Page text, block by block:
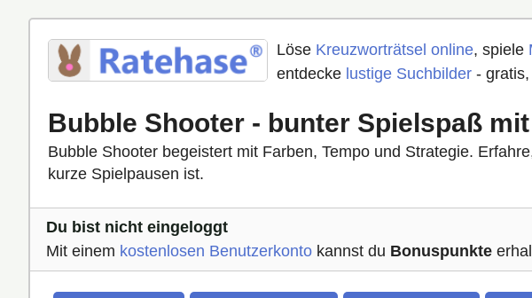
Löse Kreuzworträtsel online, spiele
entdecke lustige Suchbilder -
Bubble Shooter - bunter Spielspaß
Bubble Shooter begeistert mit Farben, Tempo und Strategie.
kurze Spielpausen ist.
Du bist nicht eingeloggt
Mit einem kostenlosen Benutzerkonto kannst du Bonuspunkte